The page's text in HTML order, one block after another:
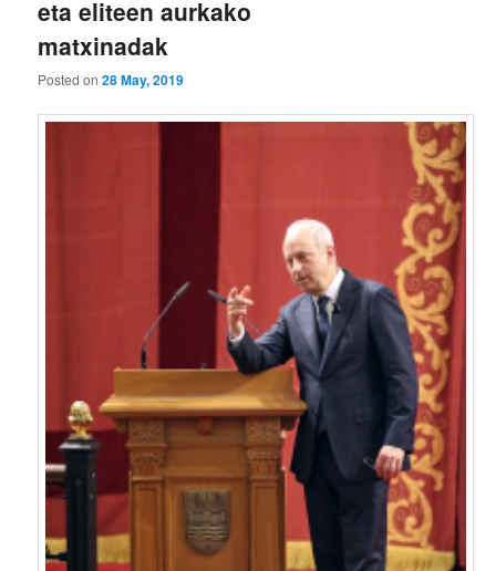
eta eliteen aurkako
matxinadak
Posted on28 May, 2019